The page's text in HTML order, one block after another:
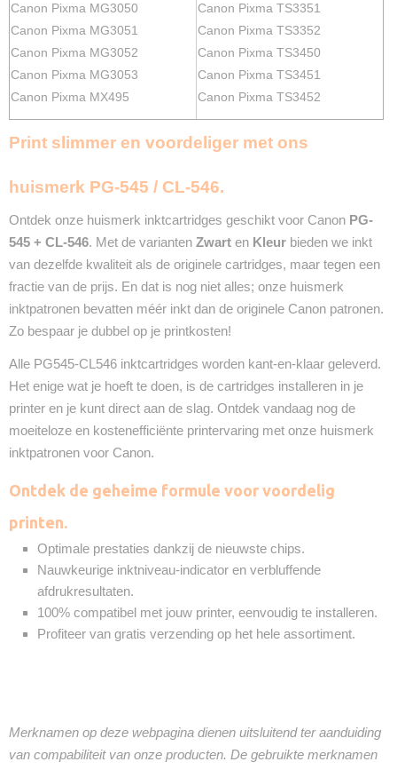
Canon Pixma MG3050
Canon Pixma MG3051
Canon Pixma MG3052
Canon Pixma MG3053
Canon Pixma MX495
Canon Pixma TS3351
Canon Pixma TS3352
Canon Pixma TS3450
Canon Pixma TS3451
Canon Pixma TS3452
Print slimmer en voordeliger met ons
huismerk PG-545 / CL-546.
Ontdek onze huismerk inktcartridges geschikt voor Canon PG-
545 + CL-546. Met de varianten Zwart en Kleur bieden we inkt
van dezelfde kwaliteit als de originele cartridges, maar tegen een
fractie van de prijs. En dat is nog niet alles; onze huismerk
inktpatronen bevatten méér inkt dan de originele Canon patronen.
Zo bespaar je dubbel op je printkosten!
Alle PG545-CL546 inktcartridges worden kant-en-klaar geleverd.
Het enige wat je hoeft te doen, is de cartridges installeren in je
printer en je kunt direct aan de slag. Ontdek vandaag nog de
moeiteloze en kostenefficiënte printervaring met onze huismerk
inktpatronen voor Canon.
Ontdek de geheime formule voor voordelig
printen.
Optimale prestaties dankzij de nieuwste chips.
Nauwkeurige inktniveau-indicator en verbluffende
afdrukresultaten.
100% compatibel met jouw printer, eenvoudig te installeren.
Profiteer van gratis verzending op het hele assortiment.
Merknamen op deze webpagina dienen uitsluitend ter aanduiding
van compabiliteit van onze producten. De gebruikte merknamen